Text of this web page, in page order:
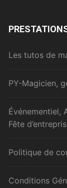
Les tutos de
PY-Magicien,
Événementiel,
Fête
Politique de
Conditions